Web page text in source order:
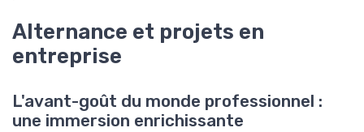
Alternance et projets en
entreprise
L'avant-goût du monde professionnel :
une immersion enrichissante